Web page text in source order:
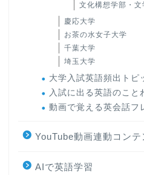
文化構想学部・文
慶応大学
お茶の水女子大学
千葉大学
埼玉大学
大学入試英語頻出トピ
入試に出る英語のこと
動画で覚える英会話フ
YouTube動画連動コンテ
AIで英語学習